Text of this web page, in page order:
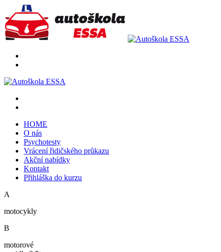
HOME
O nás
Psychotesty
Vrácení řidičského průkazu
Akční nabídky
Kontakt
Přihláška do kurzu
A
motocykly
B
motorové